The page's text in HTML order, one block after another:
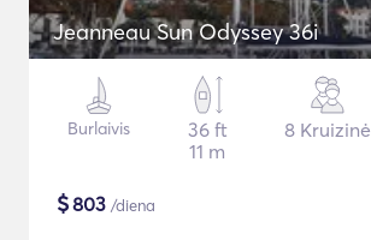
Jeanneau Sun Odyssey 36i
Burlaivis
36 ft
11 m
8 Kruizinė
$803 /diena